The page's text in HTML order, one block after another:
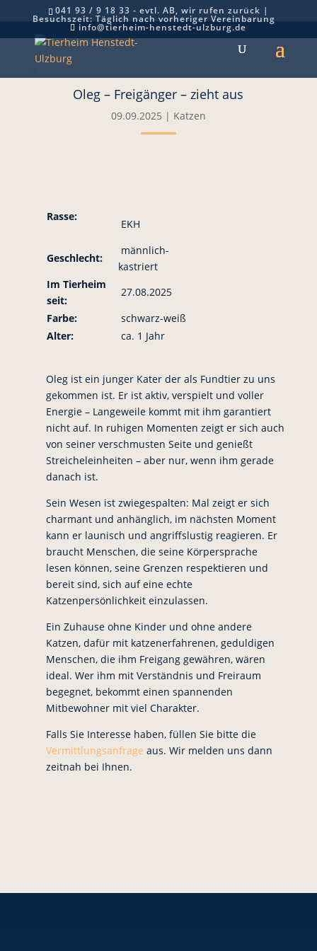
041 93 / 9 18 33 - evtl. AB, wir rufen zurück |
Besuchszeit: Täglich nach vorheriger Vereinbarung
info@tierheim-henstedt-ulzburg.de
7
Oleg – Freigänger – zieht aus
09.09.2025 | Katzen
Rasse:
EKH
Geschlecht:
männlich-
kastriert
Im Tierheim
seit:
27.08.2025
Farbe:
schwarz-weiß
Alter:
ca. 1 Jahr
Oleg ist ein junger Kater der als Fundtier zu uns
gekommen ist. Er ist aktiv, verspielt und voller
Energie – Langeweile kommt mit ihm garantiert
nicht auf. In ruhigen Momenten zeigt er sich auch
von seiner verschmusten Seite und genießt
Streicheleinheiten – aber nur, wenn ihm gerade
danach ist.
Sein Wesen ist zwiegespalten: Mal zeigt er sich
charmant und anhänglich, im nächsten Moment
kann er launisch und angriffslustig reagieren. Er
braucht Menschen, die seine Körpersprache
lesen können, seine Grenzen respektieren und
bereit sind, sich auf eine echte
Katzenpersönlichkeit einzulassen.
Ein Zuhause ohne Kinder und ohne andere
Katzen, dafür mit katzenerfahrenen, geduldigen
Menschen, die ihm Freigang gewähren, wären
ideal. Wer ihm mit Verständnis und Freiraum
begegnet, bekommt einen spannenden
Mitbewohner mit viel Charakter.
Falls Sie Interesse haben, füllen Sie bitte die
Vermittlungsanfrage aus. Wir melden uns dann
zeitnah bei Ihnen.